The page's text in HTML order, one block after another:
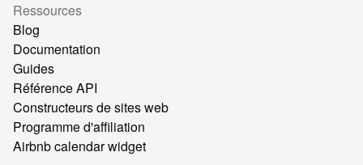
Ressources
Blog
Documentation
Guides
Référence API
Constructeurs de sites web
Programme d'affiliation
Airbnb calendar widget